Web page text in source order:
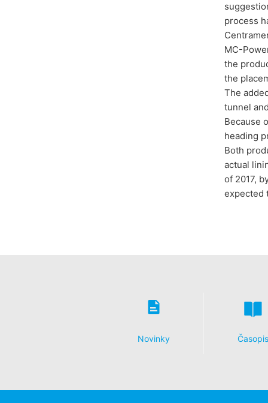
process
MC-
the
the
The
tunnel
Because
heading
Both
actual
of 2017,
expected
Novinky Časopis